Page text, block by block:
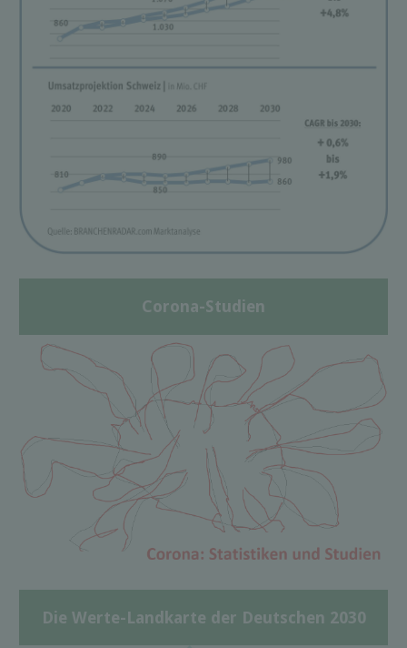
Corona-Studien
Die Werte-Landkarte der Deutschen 2030